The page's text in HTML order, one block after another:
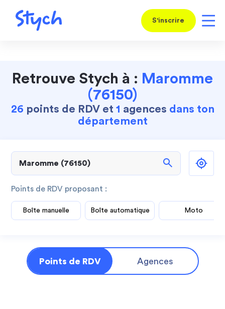
S'inscrire
Retrouve Stych à : Maromme
(76150)
26 points de RDV et 1 agences dans ton
département
search
Points de RDV proposant :
Boîte manuelle Boîte automatique Moto
Points de RDV Agences